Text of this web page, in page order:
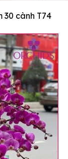
30 cành T74